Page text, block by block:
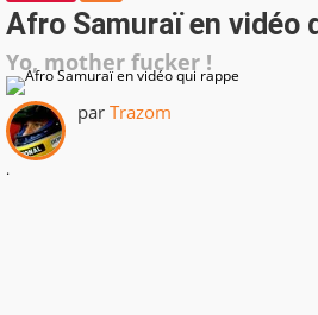
Afro Samuraï en vidéo
Yo, mother fucker !
par Trazom
.